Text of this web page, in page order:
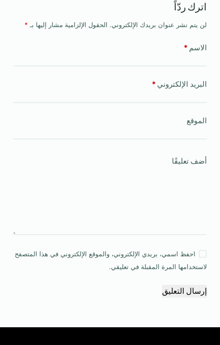
اترك ردّاً
لن يتم نشر عنوان بريدك الإلكتروني. الحقول الإلزامية مشار إليها بـ *
الاسم *
البريد الإلكتروني *
الموقع
أضف تعليقًا
احفظ اسمي، بريدي الإلكتروني، والموقع الإلكتروني في هذا المتصفح
لاستخدامها المرة المقبلة في تعليقي.
إرسال التعليق